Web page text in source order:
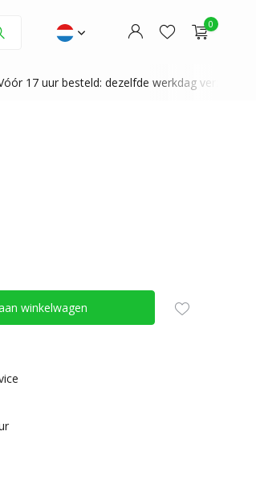
0
17 uur besteld: dezelfde werkdag verzonden
winkelwagen